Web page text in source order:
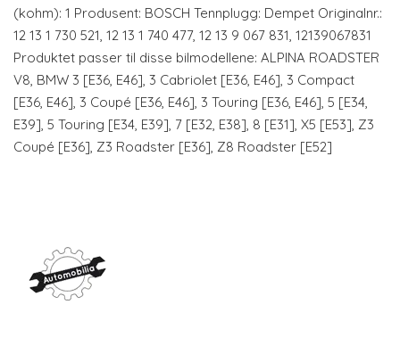
(kohm): 1 Produsent: BOSCH Tennplugg: Dempet Originalnr.:
12 13 1 730 521, 12 13 1 740 477, 12 13 9 067 831, 12139067831
Produktet passer til disse bilmodellene: ALPINA ROADSTER
V8, BMW 3 [E36, E46], 3 Cabriolet [E36, E46], 3 Compact
[E36, E46], 3 Coupé [E36, E46], 3 Touring [E36, E46], 5 [E34,
E39], 5 Touring [E34, E39], 7 [E32, E38], 8 [E31], X5 [E53], Z3
Coupé [E36], Z3 Roadster [E36], Z8 Roadster [E52]